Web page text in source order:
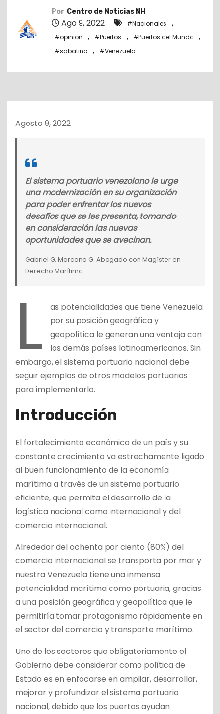
Por Centro de Noticias NH
Ago 9, 2022 #Nacionales ,
#opinion , #Puertos , #Puertos del Mundo ,
#sabatino , #Venezuela
Agosto 9, 2022
El sistema portuario venezolano le urge
una modernización en su organización
para poder enfrentar los nuevos
desafíos que se les presenta, tomando
en consideración las nuevas
oportunidades que se avecinan.
Gabriel G. Marcano G. Abogado con Magíster en
Derecho Marítimo
L
as potencialidades que tiene Venezuela
por su posición geográfica y
geopolítica le generan una ventaja con
los demás países latinoamericanos. Sin
embargo, el sistema portuario nacional debe
seguir ejemplos de otros modelos portuarios
para implementarlo.
Introducción
El fortalecimiento económico de un país y su
constante crecimiento va estrechamente ligado
al buen funcionamiento de la economía
marítima a través de un sistema portuario
eficiente, que permita el desarrollo de la
logística nacional como internacional y del
comercio internacional.
Alrededor del ochenta por ciento (80%) del
comercio internacional se transporta por mar y
nuestra Venezuela tiene una inmensa
potencialidad marítima como portuaria, gracias
a una posición geográfica y geopolítica que le
permitiría tomar protagonismo rápidamente en
el sector del comercio y transporte marítimo.
Uno de los sectores que obligatoriamente el
Gobierno debe considerar como política de
Estado es en enfocarse en ampliar, desarrollar,
mejorar y profundizar el sistema portuario
nacional, debido que los puertos ayudan